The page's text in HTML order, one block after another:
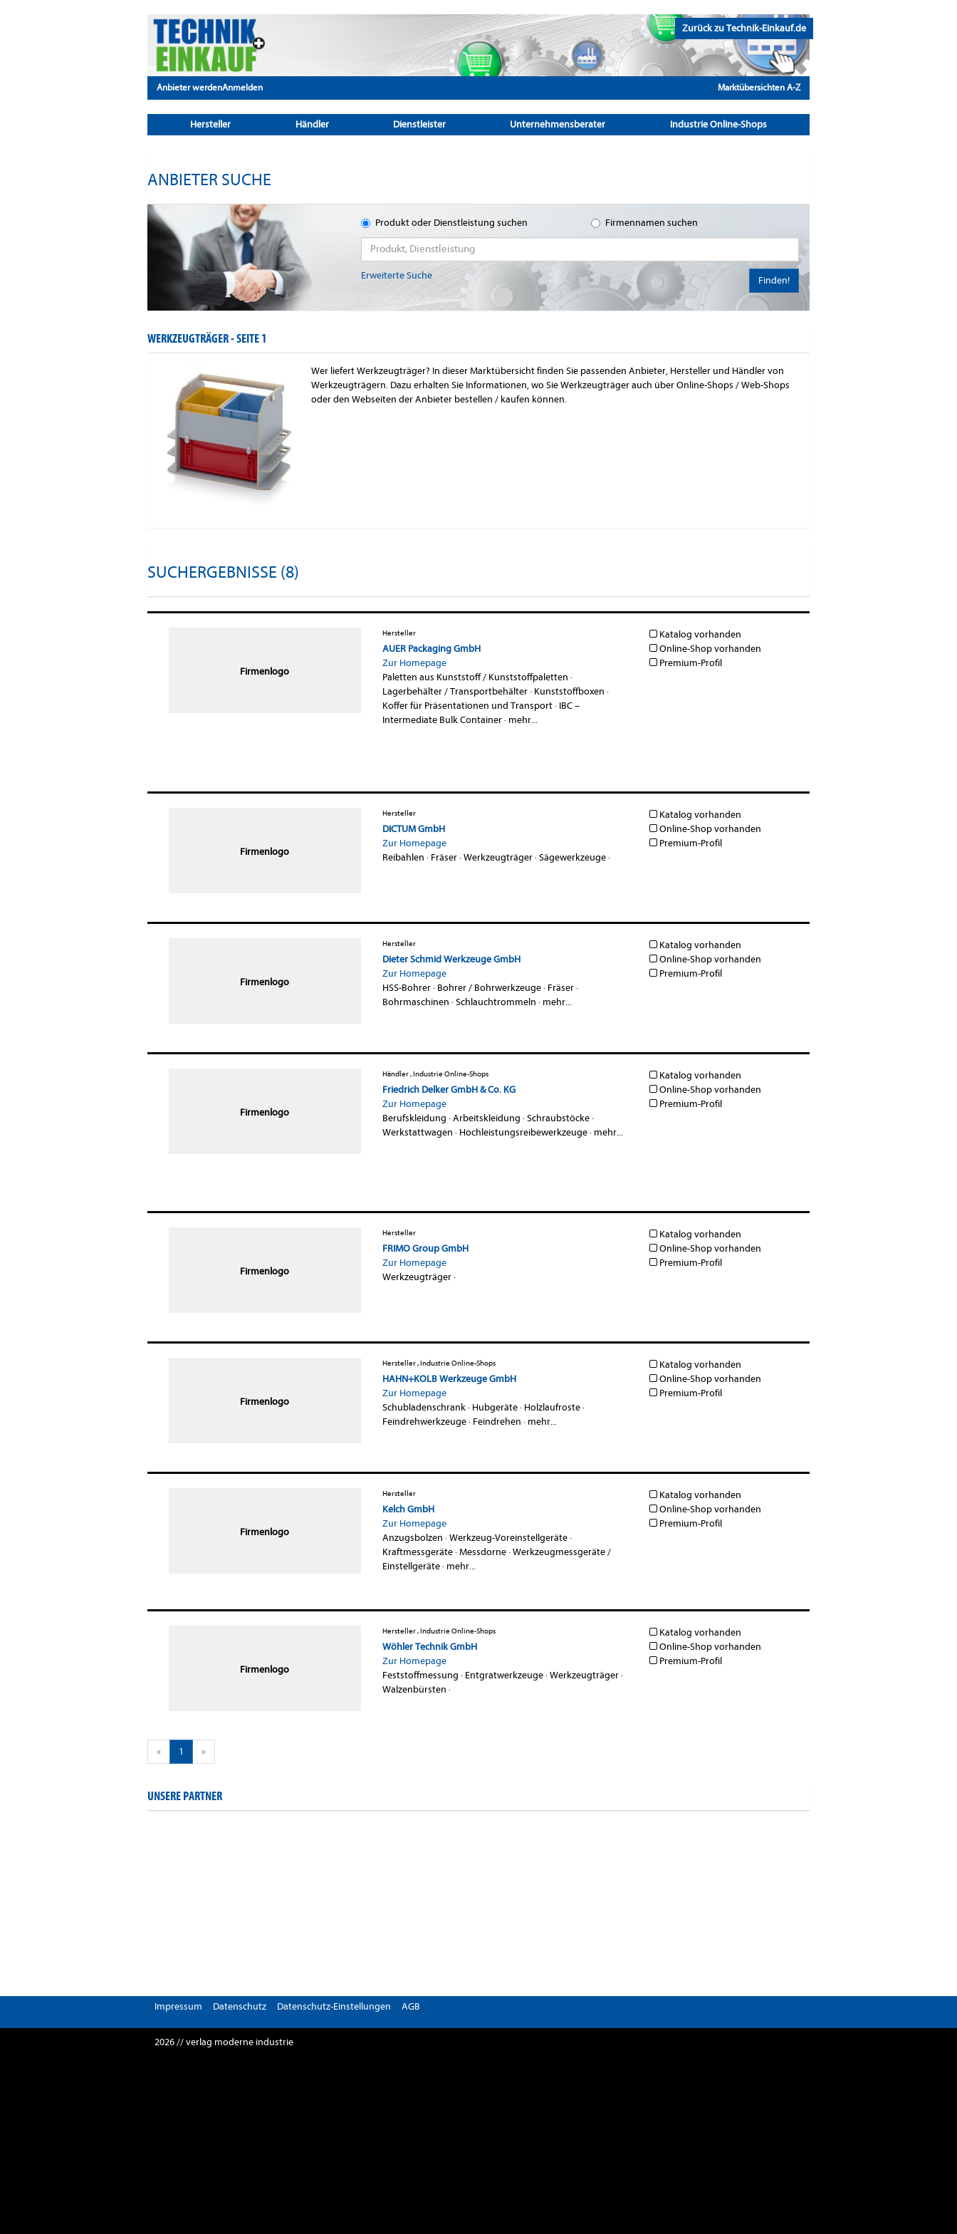
Zurück zu Technik-Einkauf.de
Anbieter werdenAnmelden Marktübersichten A-Z
Hersteller Händler Dienstleister Unternehmensberater Industrie Online-Shops
ANBIETER SUCHE
Produkt oder Dienstleistung suchen Firmennamen suchen
Erweiterte Suche Finden!
WERKZEUGTRÄGER -SEITE 1
Wer liefert Werkzeugträger? In dieser Marktübersicht finden Sie passenden Anbieter, Hersteller und Händler von
Werkzeugträgern. Dazu erhalten Sie Informationen, wo Sie Werkzeugträger auch über Online-Shops / Web-Shops
oder den Webseiten der Anbieter bestellen / kaufen können.
SUCHERGEBNISSE (8)
Firmenlogo
Hersteller
AUER Packaging GmbH
Zur Homepage
Paletten aus Kunststoff / Kunststoffpaletten ·
Lagerbehälter / Transportbehälter· Kunststoffboxen ·
Koffer für Präsentationen und Transport· IBC –
Intermediate Bulk Container· mehr...
Katalog vorhanden
Online-Shop vorhanden
Premium-Profil
Firmenlogo
Hersteller
DICTUM GmbH
Zur Homepage
Reibahlen · Fräser·Werkzeugträger·Sägewerkzeuge·
Katalog vorhanden
Online-Shop vorhanden
Premium-Profil
Firmenlogo
Hersteller
Dieter Schmid Werkzeuge GmbH
Zur Homepage
HSS-Bohrer· Bohrer / Bohrwerkzeuge· Fräser·
Bohrmaschinen ·Schlauchtrommeln · mehr...
Katalog vorhanden
Online-Shop vorhanden
Premium-Profil
Firmenlogo
Händler , Industrie Online-Shops
Friedrich Delker GmbH & Co. KG
Zur Homepage
Berufskleidung ·Arbeitskleidung ·Schraubstöcke·
Werkstattwagen · Hochleistungsreibewerkzeuge· mehr...
Katalog vorhanden
Online-Shop vorhanden
Premium-Profil
Firmenlogo
Hersteller
FRIMO Group GmbH
Zur Homepage
Werkzeugträger·
Katalog vorhanden
Online-Shop vorhanden
Premium-Profil
Firmenlogo
Hersteller , Industrie Online-Shops
HAHN+KOLB Werkzeuge GmbH
Zur Homepage
Schubladenschrank· Hubgeräte· Holzlaufroste·
Feindrehwerkzeuge· Feindrehen · mehr...
Katalog vorhanden
Online-Shop vorhanden
Premium-Profil
Firmenlogo
Hersteller
Kelch GmbH
Zur Homepage
Anzugsbolzen ·Werkzeug-Voreinstellgeräte·
Kraftmessgeräte·Messdorne·Werkzeugmessgeräte /
Einstellgeräte· mehr...
Katalog vorhanden
Online-Shop vorhanden
Premium-Profil
Firmenlogo
Hersteller , Industrie Online-Shops
Wöhler Technik GmbH
Zur Homepage
Feststoffmessung · Entgratwerkzeuge·Werkzeugträger·
Walzenbürsten ·
Katalog vorhanden
Online-Shop vorhanden
Premium-Profil
« 1 »
UNSERE PARTNER
Impressum Datenschutz Datenschutz-Einstellungen AGB
2026 // verlag moderne industrie